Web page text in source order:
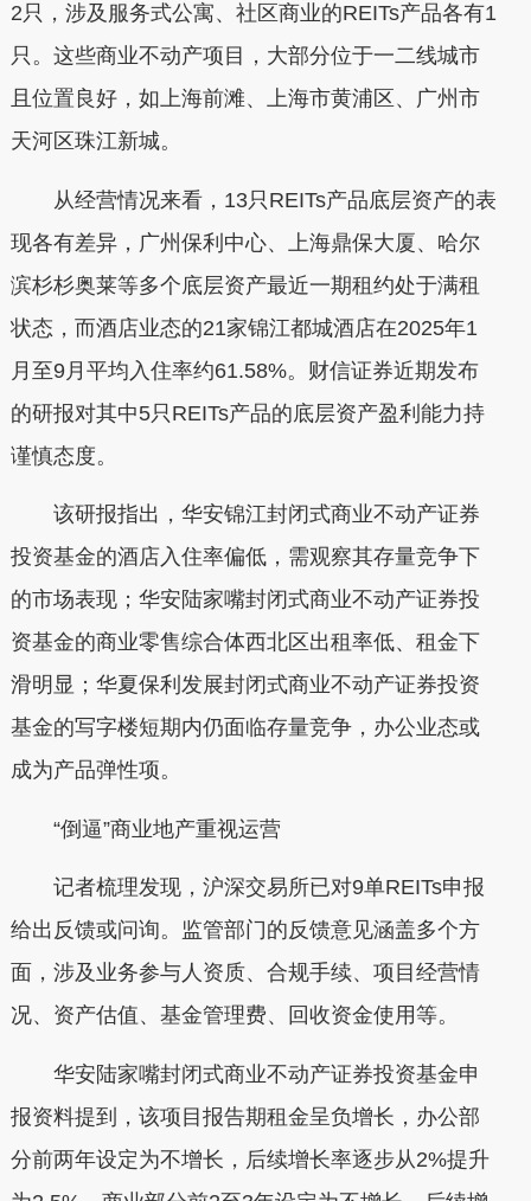
2只，涉及服务式公寓、社区商业的REITs产品各有1
只。这些商业不动产项目，大部分位于一二线城市
且位置良好，如上海前滩、上海市黄浦区、广州市
天河区珠江新城。
从经营情况来看，13只REITs产品底层资产的表
现各有差异，广州保利中心、上海鼎保大厦、哈尔
滨杉杉奥莱等多个底层资产最近一期租约处于满租
状态，而酒店业态的21家锦江都城酒店在2025年1
月至9月平均入住率约61.58%。财信证券近期发布
的研报对其中5只REITs产品的底层资产盈利能力持
谨慎态度。
该研报指出，华安锦江封闭式商业不动产证券
投资基金的酒店入住率偏低，需观察其存量竞争下
的市场表现；华安陆家嘴封闭式商业不动产证券投
资基金的商业零售综合体西北区出租率低、租金下
滑明显；华夏保利发展封闭式商业不动产证券投资
基金的写字楼短期内仍面临存量竞争，办公业态或
成为产品弹性项。
“倒逼”商业地产重视运营
记者梳理发现，沪深交易所已对9单REITs申报
给出反馈或问询。监管部门的反馈意见涵盖多个方
面，涉及业务参与人资质、合规手续、项目经营情
况、资产估值、基金管理费、回收资金使用等。
华安陆家嘴封闭式商业不动产证券投资基金申
报资料提到，该项目报告期租金呈负增长，办公部
分前两年设定为不增长，后续增长率逐步从2%提升